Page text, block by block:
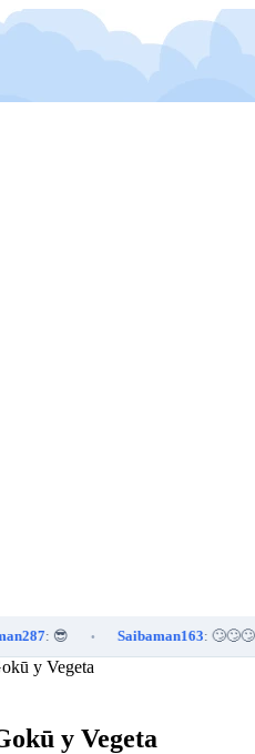
• Saibaman163: 🙄🙄🙄🙄🙄🙄😍
y Vegeta
y Vegeta